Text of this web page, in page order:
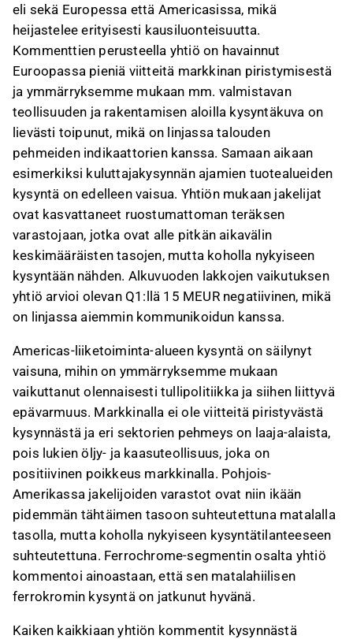
eli sekä Europessa että Americasissa, mikä
heijastelee erityisesti kausiluonteisuutta.
Kommenttien perusteella yhtiö on havainnut
Euroopassa pieniä viitteitä markkinan piristymisestä
ja ymmärryksemme mukaan mm. valmistavan
teollisuuden ja rakentamisen aloilla kysyntäkuva on
lievästi toipunut, mikä on linjassa talouden
pehmeiden indikaattorien kanssa. Samaan aikaan
esimerkiksi kuluttajakysynnän ajamien tuotealueiden
kysyntä on edelleen vaisua. Yhtiön mukaan jakelijat
ovat kasvattaneet ruostumattoman teräksen
varastojaan, jotka ovat alle pitkän aikavälin
keskimääräisten tasojen, mutta koholla nykyiseen
kysyntään nähden. Alkuvuoden lakkojen vaikutuksen
yhtiö arvioi olevan Q1:llä 15 MEUR negatiivinen, mikä
on linjassa aiemmin kommunikoidun kanssa.
Americas-liiketoiminta-alueen kysyntä on säilynyt
vaisuna, mihin on ymmärryksemme mukaan
vaikuttanut olennaisesti tullipolitiikka ja siihen liittyvä
epävarmuus. Markkinalla ei ole viitteitä piristyvästä
kysynnästä ja eri sektorien pehmeys on laaja-alaista,
pois lukien öljy- ja kaasuteollisuus, joka on
positiivinen poikkeus markkinalla. Pohjois-
Amerikassa jakelijoiden varastot ovat niin ikään
pidemmän tähtäimen tasoon suhteutettuna matalalla
tasolla, mutta koholla nykyiseen kysyntätilanteeseen
suhteutettuna. Ferrochrome-segmentin osalta yhtiö
kommentoi ainoastaan, että sen matalahiilisen
ferrokromin kysyntä on jatkunut hyvänä.
Kaiken kaikkiaan yhtiön kommentit kysynnästä